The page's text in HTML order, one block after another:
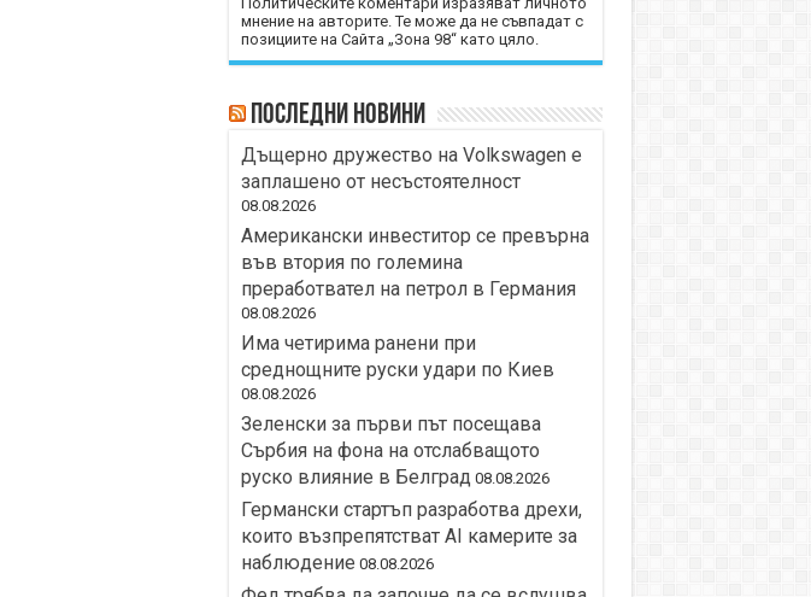
мнение на авторите. Те може да не съвпадат с
позициите на Сайта „Зона 98“ като цяло.
Последни новини
Дъщерно дружество на Volkswagen е
заплашено от несъстоятелност
08.08.2026
Американски инвеститор се превърна
във втория по големина
преработвател на петрол в Германия
08.08.2026
Има четирима ранени при
среднощните руски удари по Киев
08.08.2026
Зеленски за първи път посещава
Сърбия на фона на отслабващото
руско влияние в Белград 08.08.2026
Германски стартъп разработва дрехи,
които възпрепятстват AI камерите за
наблюдение 08.08.2026